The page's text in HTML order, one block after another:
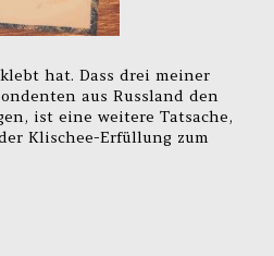
hat. Dass drei meiner
aus Russland den
ist eine weitere Tatsache,
Klischee-Erfüllung zum